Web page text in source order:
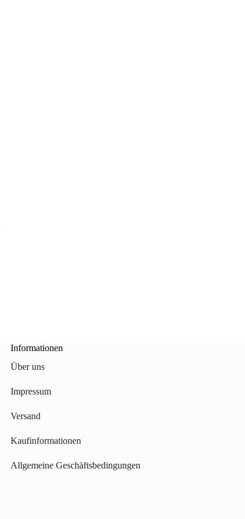
Informationen
Über uns
Impressum
Versand
Kaufinformationen
Allgemeine Geschäftsbedingungen